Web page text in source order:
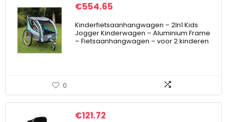
€554.65
Kinderfietsaanhangwagen – 2In1 Kids
Jogger Kinderwagen – Aluminium Frame
– Fietsaanhangwagen – voor 2 kinderen
0
€121.72